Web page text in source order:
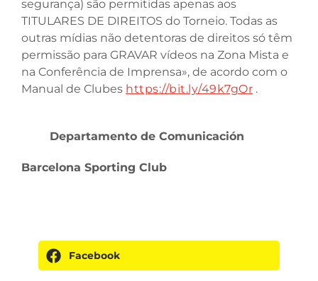
segurança) são permitidas apenas aos
TITULARES DE DIREITOS do Torneio. Todas as
outras mídias não detentoras de direitos só têm
permissão para GRAVAR vídeos na Zona Mista e
na Conferência de Imprensa», de acordo com o
Manual de Clubes https://bit.ly/49k7gOr .
Departamento de Comunicación
Barcelona Sporting Club
Facebook